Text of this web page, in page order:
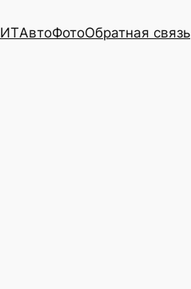
ИТАвтоФотоОбратная связь